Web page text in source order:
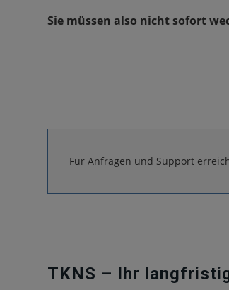
Sie müssen also nicht sofort
Für Anfragen und Support
TKNS – Ihr